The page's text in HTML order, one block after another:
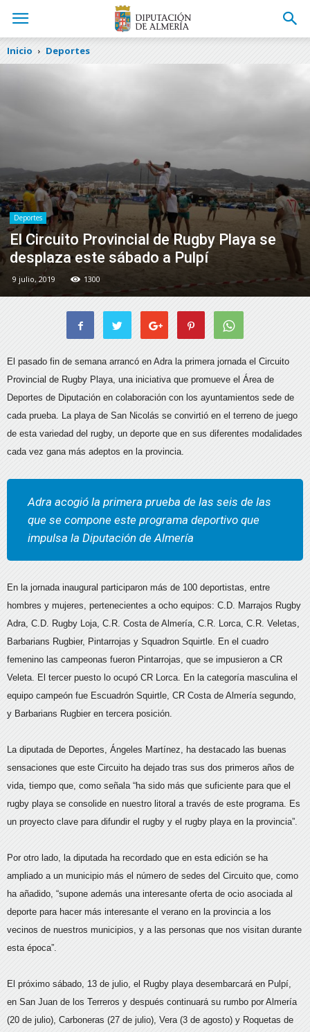
Inicio Deportes
Deportes
El Circuito Provincial de Rugby Playa se
desplaza este sábado a Pulpí
9 julio, 2019 1300
El pasado fin de semana arrancó en Adra la primera jornada el Circuito
Provincial de Rugby Playa, una iniciativa que promueve el Área de
Deportes de Diputación en colaboración con los ayuntamientos sede de
cada prueba. La playa de San Nicolás se convirtió en el terreno de juego
de esta variedad del rugby, un deporte que en sus diferentes modalidades
cada vez gana más adeptos en la provincia.
Adra acogió la primera prueba de las seis de las
que se compone este programa deportivo que
impulsa la Diputación de Almería
En la jornada inaugural participaron más de 100 deportistas, entre
hombres y mujeres, pertenecientes a ocho equipos: C.D. Marrajos Rugby
Adra, C.D. Rugby Loja, C.R. Costa de Almería, C.R. Lorca, C.R. Veletas,
Barbarians Rugbier, Pintarrojas y Squadron Squirtle. En el cuadro
femenino las campeonas fueron Pintarrojas, que se impusieron a CR
Veleta. El tercer puesto lo ocupó CR Lorca. En la categoría masculina el
equipo campeón fue Escuadrón Squirtle, CR Costa de Almería segundo,
y Barbarians Rugbier en tercera posición.
La diputada de Deportes, Ángeles Martínez, ha destacado las buenas
sensaciones que este Circuito ha dejado tras sus dos primeros años de
vida, tiempo que, como señala “ha sido más que suficiente para que el
rugby playa se consolide en nuestro litoral a través de este programa. Es
un proyecto clave para difundir el rugby y el rugby playa en la provincia”.
Por otro lado, la diputada ha recordado que en esta edición se ha
ampliado a un municipio más el número de sedes del Circuito que, como
ha añadido, “supone además una interesante oferta de ocio asociada al
deporte para hacer más interesante el verano en la provincia a los
vecinos de nuestros municipios, y a las personas que nos visitan durante
esta época”.
El próximo sábado, 13 de julio, el Rugby playa desembarcará en Pulpí,
en San Juan de los Terreros y después continuará su rumbo por Almería
(20 de julio), Carboneras (27 de julio), Vera (3 de agosto) y Roquetas de